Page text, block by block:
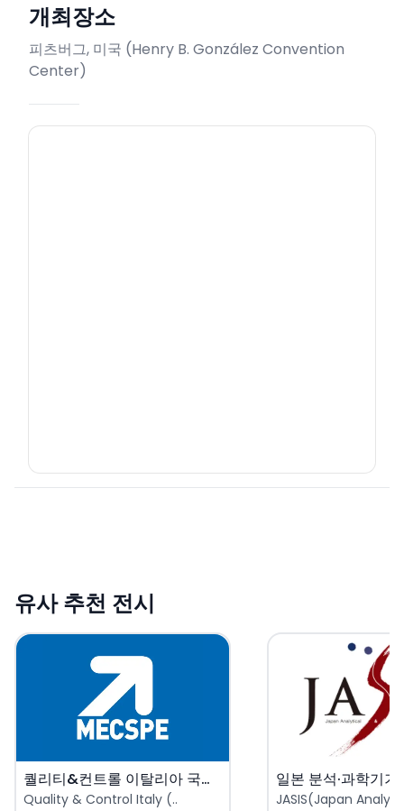
개최장소
피츠버그, 미국 (Henry B. González Convention
Center)
유사 추천 전시
퀄리티&컨트롤 이탈리아 국제 품질..
Quality & Control Italy (..
JASIS(Japan